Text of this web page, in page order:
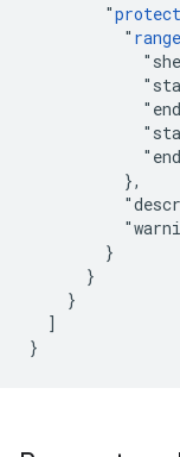
        "
          "
range
          },
        }
      }
    }
  ]
}